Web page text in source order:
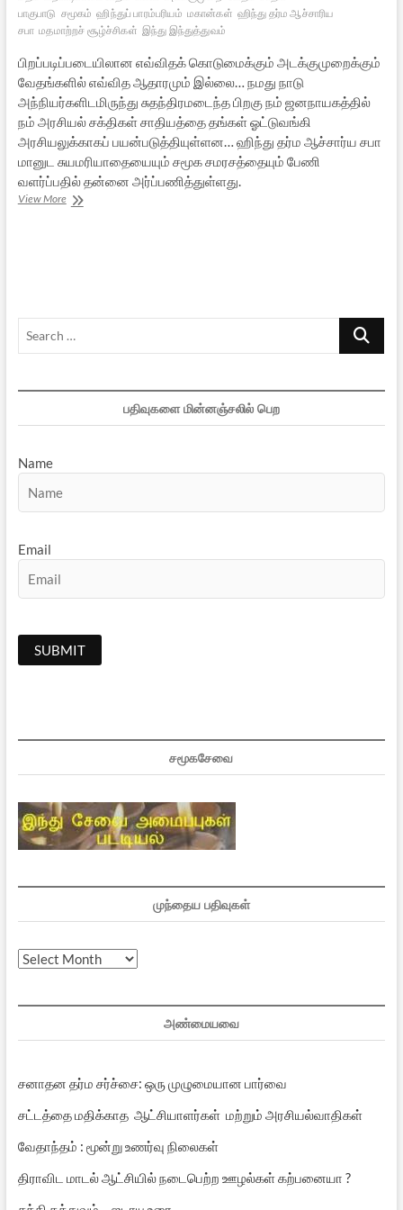
பாகுபாடு சமூகம் ஹிந்துப் பாரம்பரியம் மகான்கள் ஹிந்து தர்ம ஆச்சாரிய
சபா மதமாற்றச் சூழ்ச்சிகள் இந்து இந்துத்துவம்
பிறப்படிப்படையிலான எவ்விதக் கொடுமைக்கும் அடக்குமுறைக்கும்
வேதங்களில் எவ்வித ஆதாரமும் இல்லை… நமது நாடு
அந்நியர்களிடமிருந்து சுதந்திரமடைந்த பிறகு நம் ஜனநாயகத்தில்
நம் அரசியல் சக்திகள் சாதியத்தை தங்கள் ஓட்டுவங்கி
அரசியலுக்காகப் பயன்படுத்தியுள்ளன… ஹிந்து தர்ம ஆச்சார்ய சபா
மானுட சுயமரியாதையையும் சமூக சமரசத்தையும் பேணி
வளர்ப்பதில் தன்னை அர்ப்பணித்துள்ளது.
View Moreசாதியம்
Search
பதிவுகளை மின்னஞ்சலில் பெற
Name
Email
சமூகசேவை
முந்தைய பதிவுகள்
முந்தைய
அண்மையவை
சனாதன தர்ம சர்ச்சை: ஒரு முழுமையான பார்வை
சட்டத்தை மதிக்காத ஆட்சியாளர்கள் மற்றும் அரசியல்வாதிகள்
வேதாந்தம் : மூன்று உணர்வு நிலைகள்
திராவிட மாடல் ஆட்சியில் நடைபெற்ற ஊழல்கள் கற்பனையா ?